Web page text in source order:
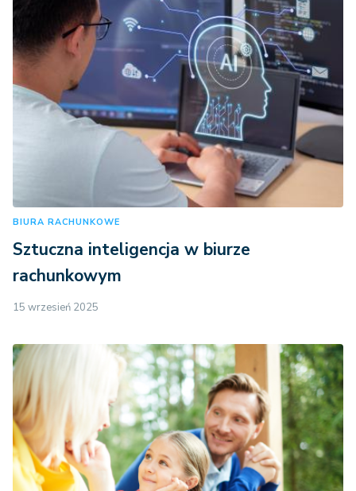
BIURA RACHUNKOWE
Sztuczna inteligencja w biurze
rachunkowym
15 wrzesień 2025